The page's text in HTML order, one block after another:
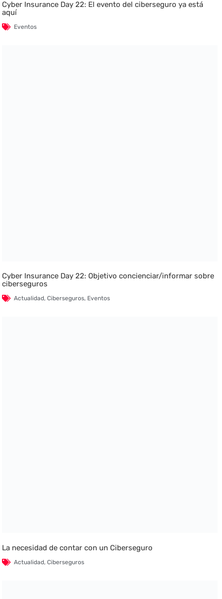
Cyber Insurance Day 22: El evento del ciberseguro ya está
aquí
Eventos
Cyber Insurance Day 22: Objetivo concienciar/informar sobre
ciberseguros
Actualidad,Ciberseguros, Eventos
La necesidad de contar con un Ciberseguro
Actualidad,Ciberseguros